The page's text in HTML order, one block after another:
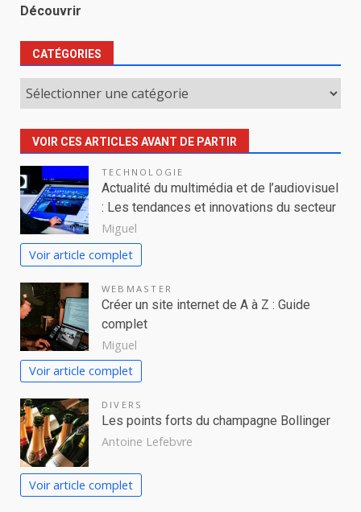
Découvrir
CATÉGORIES
Catégories
VOIR CES ARTICLES AVANT DE PARTIR
TECHNOLOGIE
Actualité du multimédia et de l’audiovisuel
: Les tendances et innovations du secteur
Miguel
Voir article complet
WEBMASTER
Créer un site internet de A à Z : Guide
complet
Miguel
Voir article complet
DIVERS
Les points forts du champagne Bollinger
Antoine Lefebvre
Voir article complet